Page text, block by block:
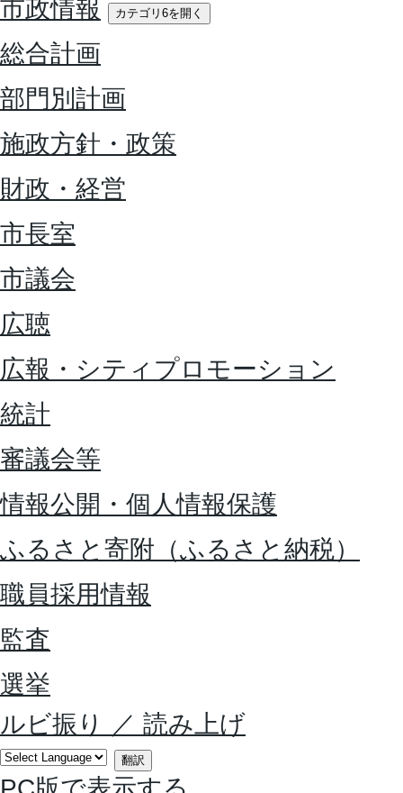
市政情報
カテゴリ6を開く
総合計画
部門別計画
施政方針・政策
財政・経営
市長室
市議会
広聴
広報・シティプロモーション
統計
審議会等
情報公開・個人情報保護
ふるさと寄附（ふるさと納税）
職員採用情報
監査
選挙
ルビ振り
／ 読み上げ
翻訳